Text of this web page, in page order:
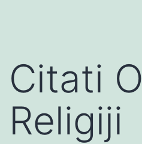
Citati O
Religiji